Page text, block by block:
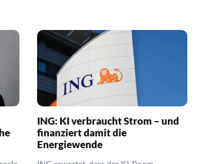
ING: KI verbraucht Strom – und
finanziert damit die
Energiewende